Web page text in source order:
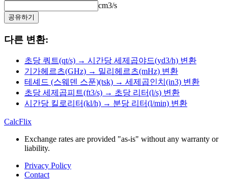
cm3/s
공유하기
다른 변환:
초당 쿼트(qt/s) → 시간당 세제곱야드(yd3/h) 변환
기가헤르츠(GHz) → 밀리헤르츠(mHz) 변환
테셰드 (스웨덴 스푼)(tsk) → 세제곱인치(in3) 변환
초당 세제곱피트(ft3/s) → 초당 리터(l/s) 변환
시간당 킬로리터(kl/h) → 분당 리터(l/min) 변환
CalcFlix
Exchange rates are provided "as-is" without any warranty or
liability.
Privacy Policy
Contact